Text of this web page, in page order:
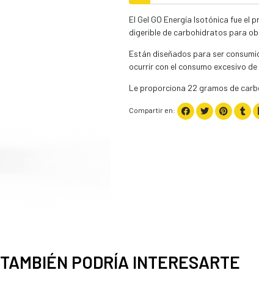
El Gel GO Energía Isotónica fue el
digerible de carbohidratos para
Están diseñados para ser
ocurrir con el consumo excesivo
Le proporciona 22 gramos de
Compartir en:
TAMBIÉN PODRÍA INTERESARTE